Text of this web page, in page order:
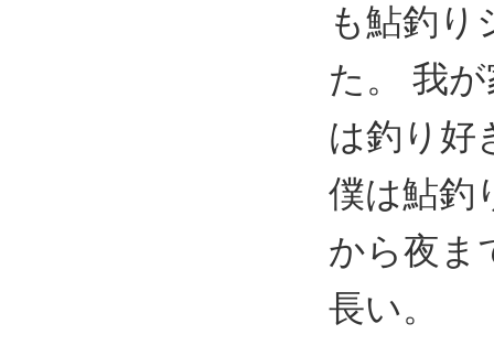
も鮎釣り
た。 我
は釣り好
僕は鮎釣
から夜ま
長い。